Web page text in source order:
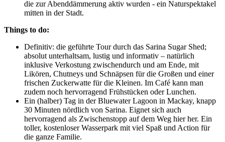
die zur Abenddämmerung aktiv wurden - ein Naturspektakel
mitten in der Stadt.
Things to do:
Definitiv: die geführte Tour durch das Sarina Sugar Shed;
absolut unterhaltsam, lustig und informativ – natürlich
inklusive Verkostung zwischendurch und am Ende, mit
Likören, Chutneys und Schnäpsen für die Großen und einer
frischen Zuckerwatte für die Kleinen. Im Café kann man
zudem noch hervorragend Frühstücken oder Lunchen.
Ein (halber) Tag in der Bluewater Lagoon in Mackay, knapp
30 Minuten nördlich von Sarina. Eignet sich auch
hervorragend als Zwischenstopp auf dem Weg hier her. Ein
toller, kostenloser Wasserpark mit viel Spaß und Action für
die ganze Familie.